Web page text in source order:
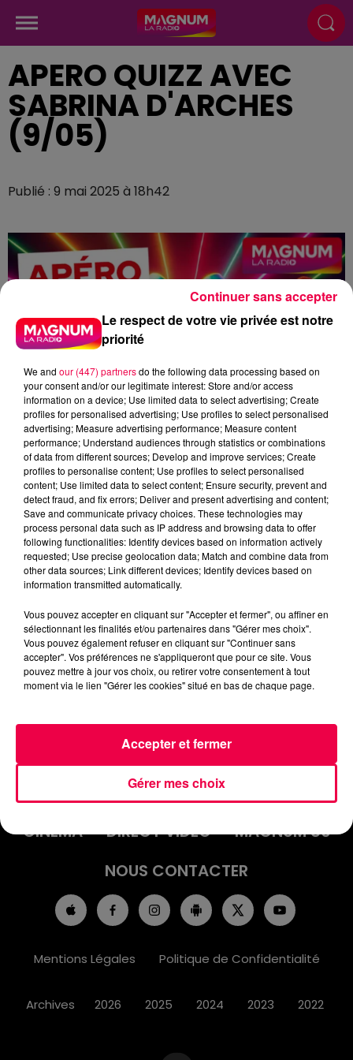
APERO QUIZZ AVEC
SABRINA D'ARCHES
(9/05)
Publié : 9 mai 2025 à 18h42
podcasts/2025/05/20250509-APERO-QUIZZ.mp3
INFOS
EMISSIONS
JEUX
PODCASTS
CINÉMA
DIRECT VIDÉO
MAGNUM 80
NOUS CONTACTER
Mentions Légales Politique de Confidentialité
Archives 2026 2025 2024 2023 2022
Le respect de votre vie privée est notre
priorité
We and our (447) partnersdo the following data processing based on
your consent and/or our legitimate interest: Store and/or access
information on a device; Use limited data to select advertising; Create
profiles for personalised advertising; Use profiles to select personalised
advertising; Measure advertising performance; Measure content
performance; Understand audiences through statistics or combinations
of data from different sources; Develop and improve services; Create
profiles to personalise content; Use profiles to select personalised
content; Use limited data to select content; Ensure security, prevent and
detect fraud, and fix errors; Deliver and present advertising and content;
Save and communicate privacy choices. These technologies may
process personal data such as IP address and browsing data to offer
following functionalities: Identify devices based on information actively
requested; Use precise geolocation data; Match and combine data from
other data sources; Link different devices; Identify devices based on
information transmitted automatically.
Vous pouvez accepter en cliquant sur "Accepter et fermer", ou affiner en
sélectionnant les finalités et/ou partenaires dans "Gérer mes choix".
Vous pouvez également refuser en cliquant sur "Continuer sans
accepter". Vos préférences ne s'appliqueront que pour ce site. Vous
pouvez mettre à jour vos choix, ou retirer votre consentement à tout
moment via le lien "Gérer les cookies" situé en bas de chaque page.
Gérer mes choix
Accepter et fermer
Continuer sans accepter